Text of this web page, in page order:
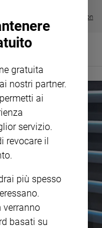
Visualizza tutte le collection
gratuita
nostri partner.
ai
servizio.
revocare il
più spesso
verranno
basati su